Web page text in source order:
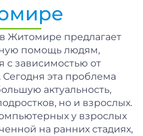
Житомире предлагает
помощь людям,
с зависимостью от
эта проблема
актуальность,
но и взрослых.
у взрослых
на ранних стадиях,